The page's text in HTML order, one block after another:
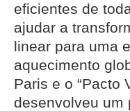
eficientes de
ajudar a
linear para uma
aquecimento
Paris e o “Pacto
desenvolveu um